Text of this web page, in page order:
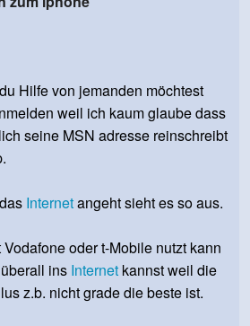
Hilfe von jemanden möchtest
weil ich kaum glaube dass
seine MSN adresse reinschreibt
Internetangeht sieht es so aus.
oder t-Mobile nutzt kann
ins Internet kannst weil die
z.b. nicht grade die beste ist.